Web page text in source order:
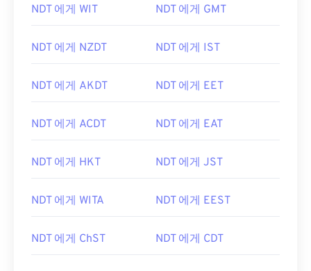
NDT 에게 WIT NDT 에게 GMT
NDT 에게 NZDT NDT 에게 IST
NDT 에게 AKDT NDT 에게 EET
NDT 에게 ACDT NDT 에게 EAT
NDT 에게 HKT NDT 에게 JST
NDT 에게 WITA NDT 에게 EEST
NDT 에게 ChST NDT 에게 CDT